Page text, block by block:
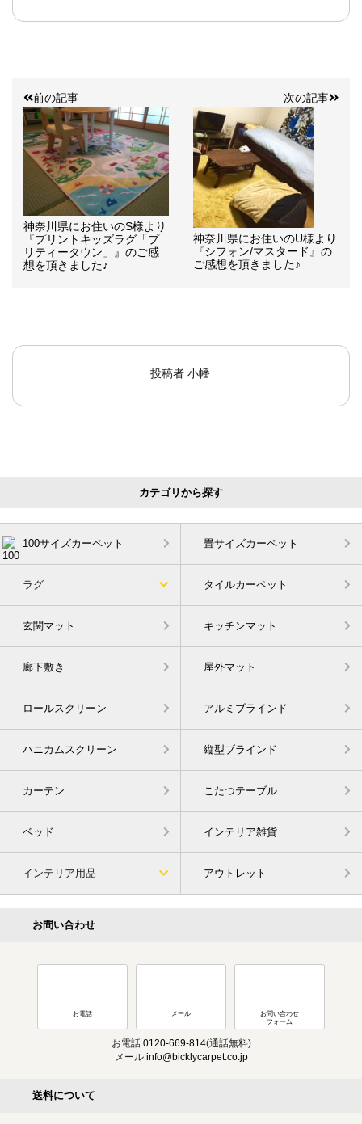
前の記事
神奈川県にお住いのS様より
『プリントキッズラグ「プ
リティータウン」』のご感
想を頂きました♪
次の記事
神奈川県にお住いのU様より
『シフォン/マスタード』の
ご感想を頂きました♪
投稿者小幡
カテゴリから探す
100サイズカーペット 畳サイズカーペット
ラグ タイルカーペット
玄関マット キッチンマット
廊下敷き 屋外マット
ロールスクリーン アルミブラインド
ハニカムスクリーン 縦型ブラインド
カーテン こたつテーブル
ベッド インテリア雑貨
インテリア用品 アウトレット
お問い合わせ
お電話 メール
お問い合わせ
フォーム
お電話 0120-669-814(通話無料)
メール info@bicklycarpet.co.jp
送料について